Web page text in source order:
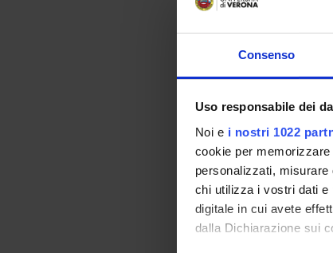
Consenso
Uso responsabile dei
Noi e i nostri 1022
cookie per
personalizzati,
chi utilizza i vostri dati e
digitale in cui avete
dalla Dichiarazione sui
4. Lo studio
4.1
4.2 Modelli a
4.3 Modelli
Libri di testo
- G. M. Gallo,
- Bee M., Santi
Modalità di
Le lezioni